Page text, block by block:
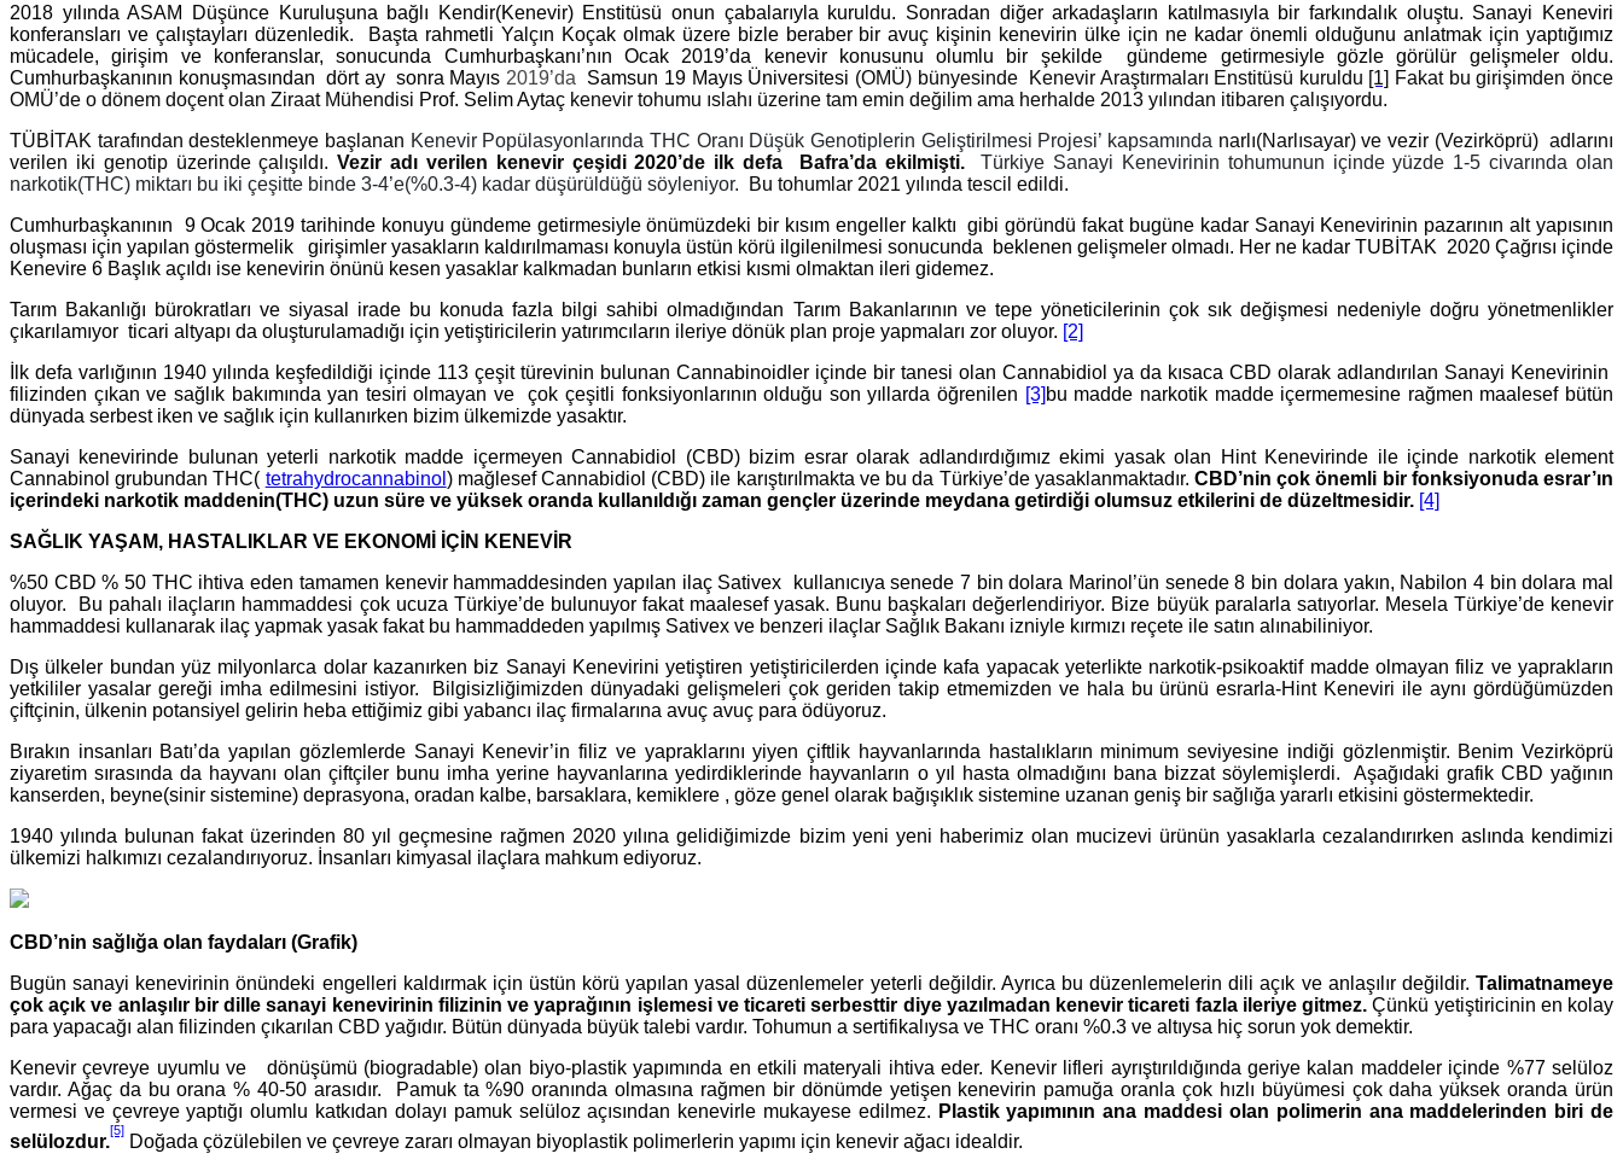
2018 yılında ASAM Düşünce Kuruluşuna bağlı Kendir(Kenevir) Enstitüsü onun çabalarıyla kuruldu. Sonradan diğer arkadaşların katılmasıyla bir farkındalık oluştu. Sanayi Keneviri
konferansları ve çalıştayları düzenledik. Başta rahmetli Yalçın Koçak olmak üzere bizle beraber bir avuç kişinin kenevirin ülke için ne kadar önemli olduğunu anlatmak için yaptığımız
mücadele, girişim ve konferanslar, sonucunda Cumhurbaşkanı’nın Ocak 2019’da kenevir konusunu olumlu bir şekilde gündeme getirmesiyle gözle görülür gelişmeler oldu.
Cumhurbaşkanının konuşmasından dört ay sonra Mayıs 2019’da Samsun 19 Mayıs Üniversitesi (OMÜ) bünyesinde Kenevir Araştırmaları Enstitüsü kuruldu [1] Fakat bu girişimden önce
OMÜ’de o dönem doçent olan Ziraat Mühendisi Prof. Selim Aytaç kenevir tohumu ıslahı üzerine tam emin değilim ama herhalde 2013 yılından itibaren çalışıyordu.
TÜBİTAK tarafından desteklenmeye başlanan Kenevir Popülasyonlarında THC Oranı Düşük Genotiplerin Geliştirilmesi Projesi’ kapsamında narlı(Narlısayar) ve vezir (Vezirköprü) adlarını
verilen iki genotip üzerinde çalışıldı.Vezir adı verilen kenevir çeşidi 2020’de ilk defa Bafra’da ekilmişti.
Türkiye Sanayi Kenevirinin tohumunun içinde yüzde 1-5 civarında olan
narkotik(THC) miktarı bu iki çeşitte binde 3-4’e(%0.3-4) kadar düşürüldüğü söyleniyor.
Bu tohumlar 2021 yılında tescil edildi.
Cumhurbaşkanının 9 Ocak 2019 tarihinde konuyu gündeme getirmesiyle önümüzdeki bir kısım engeller kalktı gibi göründü fakat bugüne kadar Sanayi Kenevirinin pazarının alt yapısının
oluşması için yapılan göstermelik girişimler yasakların kaldırılmaması konuyla üstün körü ilgilenilmesi sonucunda beklenen gelişmeler olmadı. Her ne kadar TUBİTAK 2020 Çağrısı içinde
Kenevire 6 Başlık açıldı ise kenevirin önünü kesen yasaklar kalkmadan bunların etkisi kısmi olmaktan ileri gidemez.
Tarım Bakanlığı bürokratları ve siyasal irade bu konuda fazla bilgi sahibi olmadığından Tarım Bakanlarının ve tepe yöneticilerinin çok sık değişmesi nedeniyle doğru yönetmenlikler
çıkarılamıyor ticari altyapı da oluşturulamadığı için yetiştiricilerin yatırımcıların ileriye dönük plan proje yapmaları zor oluyor. [2]
İlk defa varlığının 1940 yılında keşfedildiği içinde 113 çeşit türevinin bulunan Cannabinoidler içinde bir tanesi olan Cannabidiol ya da kısaca CBD olarak adlandırılan Sanayi Kenevirinin
filizinden çıkan ve sağlık bakımında yan tesiri olmayan ve çok çeşitli fonksiyonlarının olduğu son yıllarda öğrenilen [3] bu madde narkotik madde içermemesine rağmen maalesef bütün
dünyada serbest iken ve sağlık için kullanırken bizim ülkemizde yasaktır.
Sanayi kenevirinde bulunan yeterli narkotik madde içermeyen Cannabidiol (CBD) bizim esrar olarak adlandırdığımız ekimi yasak olan Hint Kenevirinde ile içinde narkotik element
Cannabinol grubundan THC( tetrahydrocannabinol ) mağlesef Cannabidiol (CBD) ile karıştırılmakta ve bu da Türkiye’de yasaklanmaktadır. CBD’nin çok önemli bir fonksiyonuda esrar’ın
içerindeki narkotik maddenin(THC) uzun süre ve yüksek oranda kullanıldığı zaman gençler üzerinde meydana getirdiği olumsuz etkilerini de düzeltmesidir. [4]
SAĞLIK YAŞAM, HASTALIKLAR VE EKONOMİ İÇİN KENEVİR
%50 CBD % 50 THC ihtiva eden tamamen kenevir hammaddesinden yapılan ilaç Sativex kullanıcıya senede 7 bin dolara Marinol’ün senede 8 bin dolara yakın, Nabilon 4 bin dolara mal
oluyor. Bu pahalı ilaçların hammaddesi çok ucuza Türkiye’de bulunuyor fakat maalesef yasak. Bunu başkaları değerlendiriyor. Bize büyük paralarla satıyorlar. Mesela Türkiye’de kenevir
hammaddesi kullanarak ilaç yapmak yasak fakat bu hammaddeden yapılmış Sativex ve benzeri ilaçlar Sağlık Bakanı izniyle kırmızı reçete ile satın alınabiliniyor.
Dış ülkeler bundan yüz milyonlarca dolar kazanırken biz Sanayi Kenevirini yetiştiren yetiştiricilerden içinde kafa yapacak yeterlikte narkotik-psikoaktif madde olmayan filiz ve yaprakların
yetkililer yasalar gereği imha edilmesini istiyor. Bilgisizliğimizden dünyadaki gelişmeleri çok geriden takip etmemizden ve hala bu ürünü esrarla-Hint Keneviri ile aynı gördüğümüzden
çiftçinin, ülkenin potansiyel gelirin heba ettiğimiz gibi yabancı ilaç firmalarına avuç avuç para ödüyoruz.
Bırakın insanları Batı’da yapılan gözlemlerde Sanayi Kenevir’in filiz ve yapraklarını yiyen çiftlik hayvanlarında hastalıkların minimum seviyesine indiği gözlenmiştir. Benim Vezirköprü
ziyaretim sırasında da hayvanı olan çiftçiler bunu imha yerine hayvanlarına yedirdiklerinde hayvanların o yıl hasta olmadığını bana bizzat söylemişlerdi. Aşağıdaki grafik CBD yağının
kanserden, beyne(sinir sistemine) deprasyona, oradan kalbe, barsaklara, kemiklere , göze genel olarak bağışıklık sistemine uzanan geniş bir sağlığa yararlı etkisini göstermektedir.
1940 yılında bulunan fakat üzerinden 80 yıl geçmesine rağmen 2020 yılına gelidiğimizde bizim yeni yeni haberimiz olan mucizevi ürünün yasaklarla cezalandırırken aslında kendimizi
ülkemizi halkımızı cezalandırıyoruz. İnsanları kimyasal ilaçlara mahkum ediyoruz.
CBD’nin sağlığa olan faydaları (Grafik)
Bugün sanayi kenevirinin önündeki engelleri kaldırmak için üstün körü yapılan yasal düzenlemeler yeterli değildir. Ayrıca bu düzenlemelerin dili açık ve anlaşılır değildir. Talimatnameye
çok açık ve anlaşılır bir dille sanayi kenevirinin filizinin ve yaprağının işlemesi ve ticareti serbesttir diye yazılmadan kenevir ticareti fazla ileriye gitmez. Çünkü yetiştiricinin en kolay
para yapacağı alan filizinden çıkarılan CBD yağıdır. Bütün dünyada büyük talebi vardır. Tohumun a sertifikalıysa ve THC oranı %0.3 ve altıysa hiç sorun yok demektir.
Kenevir çevreye uyumlu ve dönüşümü (biogradable) olan biyo-plastik yapımında en etkili materyali ihtiva eder. Kenevir lifleri ayrıştırıldığında geriye kalan maddeler içinde %77 selüloz
vardır. Ağaç da bu orana % 40-50 arasıdır. Pamuk ta %90 oranında olmasına rağmen bir dönümde yetişen kenevirin pamuğa oranla çok hızlı büyümesi çok daha yüksek oranda ürün
vermesi ve çevreye yaptığı olumlu katkıdan dolayı pamuk selüloz açısından kenevirle mukayese edilmez. Plastik yapımının ana maddesi olan polimerin ana maddelerinden biri de
selülozdur.
[5]
Doğada çözülebilen ve çevreye zararı olmayan biyoplastik polimerlerin yapımı için kenevir ağacı idealdir.